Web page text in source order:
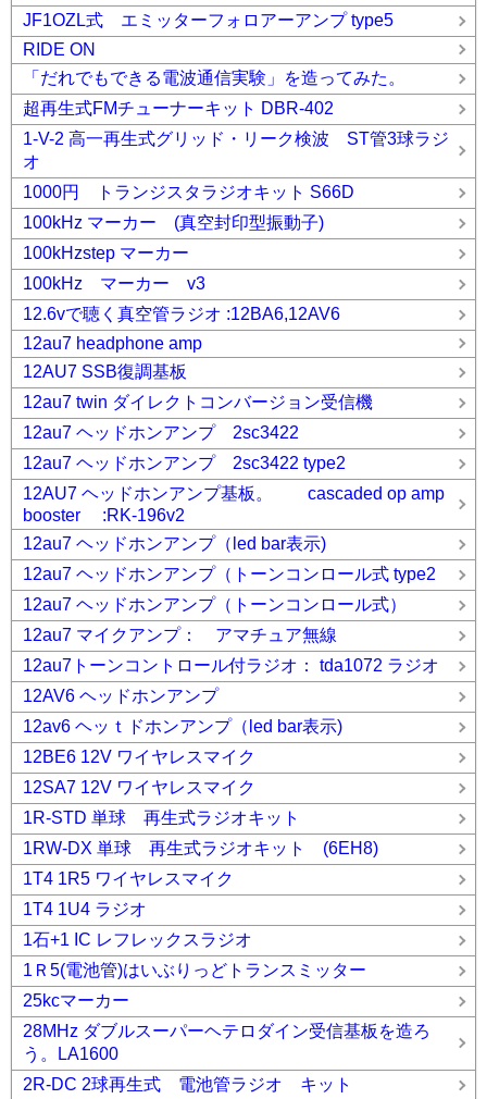
JF1OZL式 エミッターフォロアーアンプ type5
RIDE ON
「だれでもできる電波通信実験」を造ってみた。
超再生式FMチューナーキット DBR-402
1-V-2 高一再生式グリッド・リーク検波 ST管3球ラジ
オ
1000円 トランジスタラジオキット S66D
100kHz マーカー (真空封印型振動子)
100kHzstep マーカー
100kHz マーカー v3
12.6vで聴く真空管ラジオ :12BA6,12AV6
12au7 headphone amp
12AU7 SSB復調基板
12au7 twin ダイレクトコンバージョン受信機
12au7 ヘッドホンアンプ 2sc3422
12au7 ヘッドホンアンプ 2sc3422 type2
12AU7 ヘッドホンアンプ基板。 cascaded op amp
booster :RK-196v2
12au7 ヘッドホンアンプ（led bar表示)
12au7 ヘッドホンアンプ（トーンコンロール式 type2
12au7 ヘッドホンアンプ（トーンコンロール式）
12au7 マイクアンプ： アマチュア無線
12au7トーンコントロール付ラジオ： tda1072 ラジオ
12AV6 ヘッドホンアンプ
12av6 ヘッｔドホンアンプ（led bar表示)
12BE6 12V ワイヤレスマイク
12SA7 12V ワイヤレスマイク
1R-STD 単球 再生式ラジオキット
1RW-DX 単球 再生式ラジオキット (6EH8)
1T4 1R5 ワイヤレスマイク
1T4 1U4 ラジオ
1石+1 IC レフレックスラジオ
1Ｒ5(電池管)はいぶりっどトランスミッター
25kcマーカー
28MHz ダブルスーパーヘテロダイン受信基板を造ろ
う。LA1600
2R-DC 2球再生式 電池管ラジオ キット